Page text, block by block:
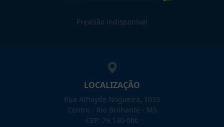
Previsão indisponível
LOCALIZAÇÃO
Rua Athayde Nogueira, 1033
Centro - Rio Brilhante - MS
CEP: 79.130-000